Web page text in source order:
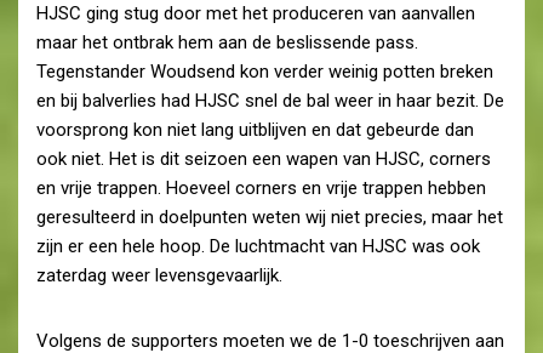
HJSC ging stug door met het produceren van aanvallen
maar het ontbrak hem aan de beslissende pass.
Tegenstander Woudsend kon verder weinig potten breken
en bij balverlies had HJSC snel de bal weer in haar bezit. De
voorsprong kon niet lang uitblijven en dat gebeurde dan
ook niet. Het is dit seizoen een wapen van HJSC, corners
en vrije trappen. Hoeveel corners en vrije trappen hebben
geresulteerd in doelpunten weten wij niet precies, maar het
zijn er een hele hoop. De luchtmacht van HJSC was ook
zaterdag weer levensgevaarlijk.
Volgens de supporters moeten we de 1-0 toeschrijven aan